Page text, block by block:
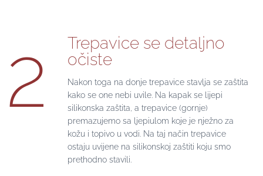
2
Trepavice se detaljno
očiste
Nakon toga na donje trepavice stavlja se zaštita
kako se one nebi uvile. Na kapak se lijepi
silikonska zaštita, a trepavice (gornje)
premazujemo sa ljepiulom koje je nježno za
kožu i topivo u vodi. Na taj način trepavice
ostaju uvijene na silikonskoj zaštiti koju smo
prethodno stavili.